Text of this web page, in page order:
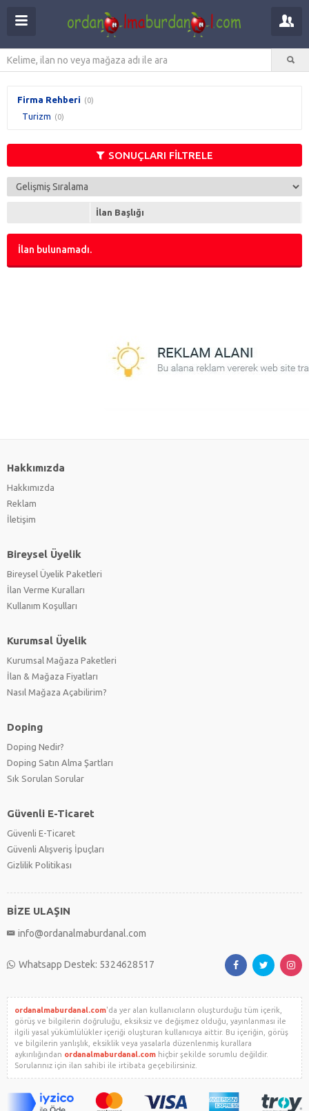
Firma Rehberi (0)
Turizm (0)
SONUÇLARI FİLTRELE
İlan Başlığı
İlan bulunamadı.
Hakkımızda
Hakkımızda
Reklam
İletişim
Bireysel Üyelik
Bireysel Üyelik Paketleri
İlan Verme Kuralları
Kullanım Koşulları
Kurumsal Üyelik
Kurumsal Mağaza Paketleri
İlan & Mağaza Fiyatları
Nasıl Mağaza Açabilirim?
Doping
Doping Nedir?
Doping Satın Alma Şartları
Sık Sorulan Sorular
Güvenli E-Ticaret
Güvenli E-Ticaret
Güvenli Alışveriş İpuçları
Gizlilik Politikası
BİZE ULAŞIN
info@ordanalmaburdanal.com
Whatsapp Destek: 5324628517
ordanalmaburdanal.com'da yer alan kullanıcıların oluşturduğu tüm içerik,
görüş ve bilgilerin doğruluğu, eksiksiz ve değişmez olduğu, yayınlanması ile
ilgili yasal yükümlülükler içeriği oluşturan kullanıcıya aittir. Bu içeriğin, görüş
ve bilgilerin yanlışlık, eksiklik veya yasalarla düzenlenmiş kurallara
aykırılığından ordanalmaburdanal.com hiçbir şekilde sorumlu değildir.
Sorularınız için ilan sahibi ile irtibata geçebilirsiniz.